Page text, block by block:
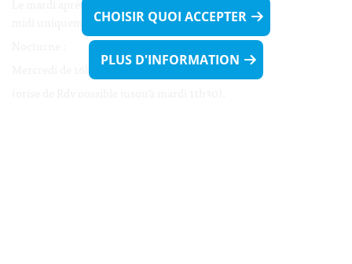
midi uniquement sur Rdv.
Mercredi de 16h00 - 18h45 uniquement sur Rdv
CHOISIR QUOI ACCEPTER
PLUS D'INFORMATION